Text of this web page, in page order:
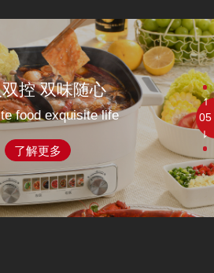
煮 美味轻松享
food exquisite life
了解更多
06